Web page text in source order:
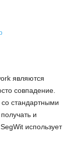
являются
совпадение.
стандартными
и
использует